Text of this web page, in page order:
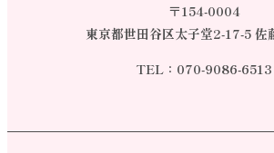
〒154-0004
東京都世田谷区太子堂2-17-5 佐
TEL： 070-9086-6513